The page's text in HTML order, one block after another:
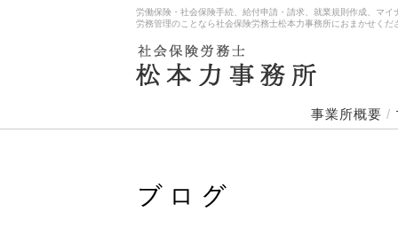
労働保険・社会保険手続、給付申請・請求、就業規則作成、マ
労務管理のことなら社会保険労務士松本力事務所におまかせくだ
事業所概要 /